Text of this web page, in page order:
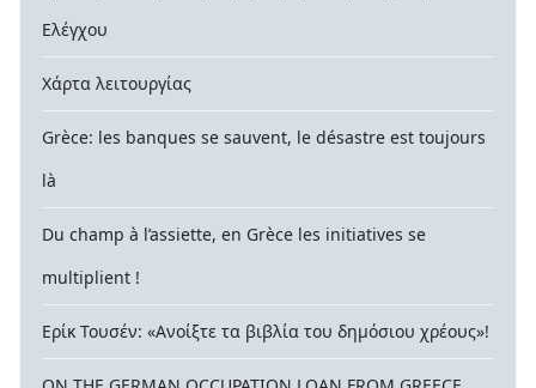
Ελέγχου
Χάρτα λειτουργίας
Grèce: les banques se sauvent, le désastre est toujours
là
Du champ à l’assiette, en Grèce les initiatives se
multiplient !
Ερίκ Τουσέν: «Ανοίξτε τα βιβλία του δημόσιου χρέους»!